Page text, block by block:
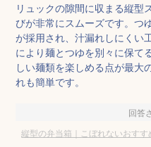
リュックの隙間に収まる縦型
びが非常にスムーズです。つ
が採用され、汁漏れしにくい
により麺とつゆを別々に保て
しい麺類を楽しめる点が最大
れも簡単です。
回答
縦型の弁当箱｜こぼれないおすす